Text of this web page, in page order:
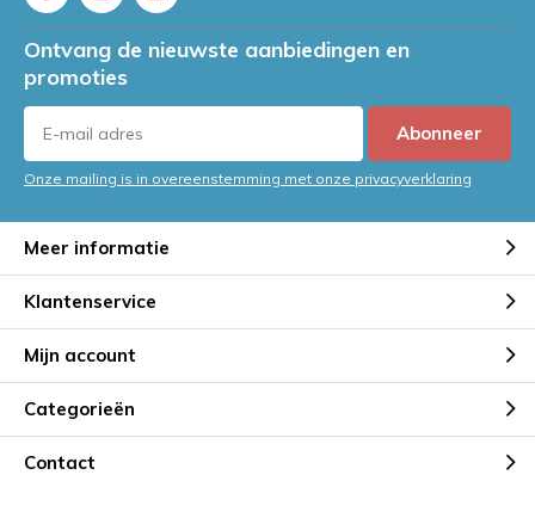
Ontvang de nieuwste aanbiedingen en
promoties
Abonneer
Onze mailing is in overeenstemming met onze privacyverklaring
Meer informatie
Klantenservice
Mijn account
Categorieën
Contact